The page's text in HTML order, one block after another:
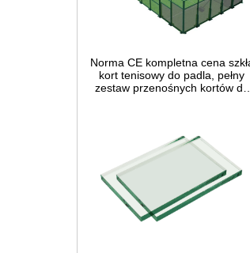
Norma CE kompletna cena szkła
zestaw przenośnych kortów do
padla w Chinach, wewnętrzne i
zewnętrzne systemy budowy
kortów do padla na sprzedaż